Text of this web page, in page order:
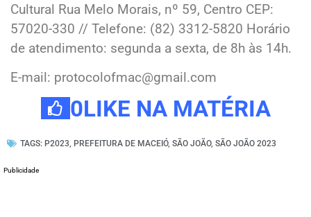
Cultural Rua Melo Morais, nº 59, Centro CEP:
57020-330 // Telefone: (82) 3312-5820 Horário
de atendimento: segunda a sexta, de 8h às 14h.
E-mail: protocolofmac@gmail.com
0LIKE NA MATÉRIA
TAGS: P2023, PREFEITURA DE MACEIÓ, SÃO JOÃO, SÃO JOÃO 2023
Publicidade